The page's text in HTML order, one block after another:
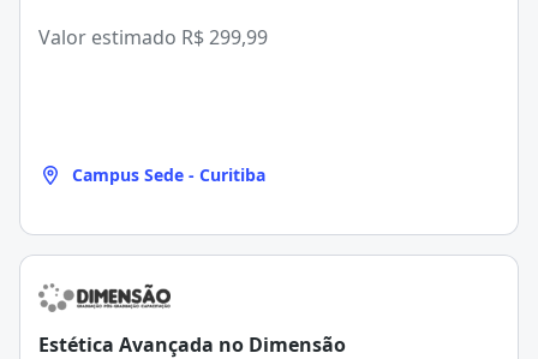
Valor estimado R$ 299,99
Campus Sede - Curitiba
Estética Avançada no Dimensão